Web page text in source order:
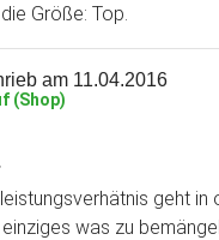
Größe: Top.
am 11.04.2016
(Shop)
geht in
was zu